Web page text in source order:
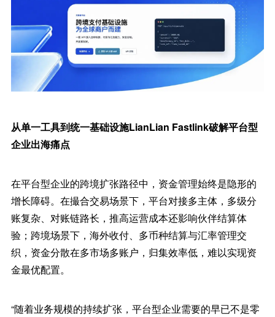
从单一工具到统一基础设施LianLian Fastlink破解平台型
企业出海痛点
在平台型企业的跨境扩张路径中，资金管理始终是隐形的
增长障碍。在撮合交易场景下，平台对接多主体，多级分
账复杂、对账链路长，推高运营成本还影响伙伴结算体
验；跨境场景下，海外收付、多币种结算与汇率管理交
织，资金分散在多市场多账户，归集效率低，难以实现资
金最优配置。
“随着业务规模的持续扩张，平台型企业需要的早已不是零